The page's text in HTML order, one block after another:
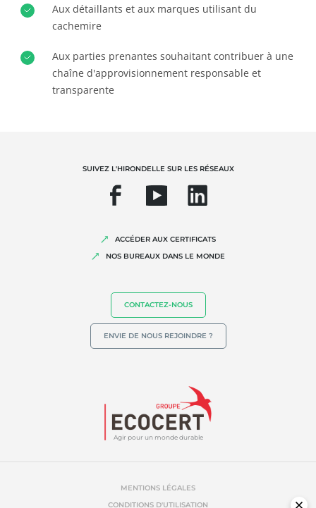
Agriculture biologique
Commerce équitable
Qualité et securité alimentaire
Responsabilité sociétale des entreprises
Allégations environnementales
Aux détaillants et aux marques utilisant du
cachemire
Aux parties prenantes souhaitant contribuer à une
chaîne d'approvisionnement responsable et
transparente
Agir pour un monde durable
SUIVEZ L'HIRONDELLE SUR LES RÉSEAUX
ACCÉDER AUX CERTIFICATS
NOS BUREAUX DANS LE MONDE
CONTACTEZ-NOUS
ENVIE DE NOUS REJOINDRE ?
MENTIONS LÉGALES
CONDITIONS D'UTILISATION